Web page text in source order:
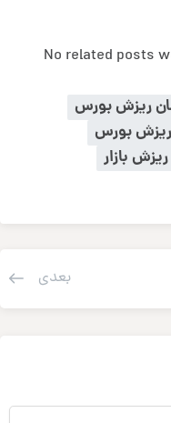
No related
ریزش بورس
بورس
بازار
بعدی